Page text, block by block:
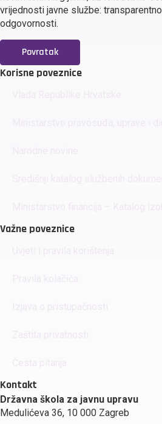
vrijednosti javne službe:
odgovornosti.
Povratak
Korisne poveznice
Važne poveznice
Kontakt
Državna škola za javnu upravu
Medulićeva 36, 10 000 Zagreb